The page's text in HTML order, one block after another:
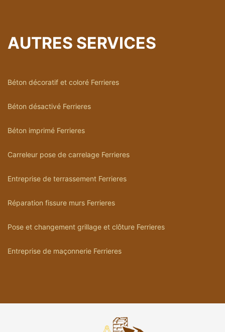
AUTRES SERVICES
Béton décoratif et coloré Ferrieres
Béton désactivé Ferrieres
Béton imprimé Ferrieres
Carreleur pose de carrelage Ferrieres
Entreprise de terrassement Ferrieres
Réparation fissure murs Ferrieres
Pose et changement grillage et clôture Ferrieres
Entreprise de maçonnerie Ferrieres